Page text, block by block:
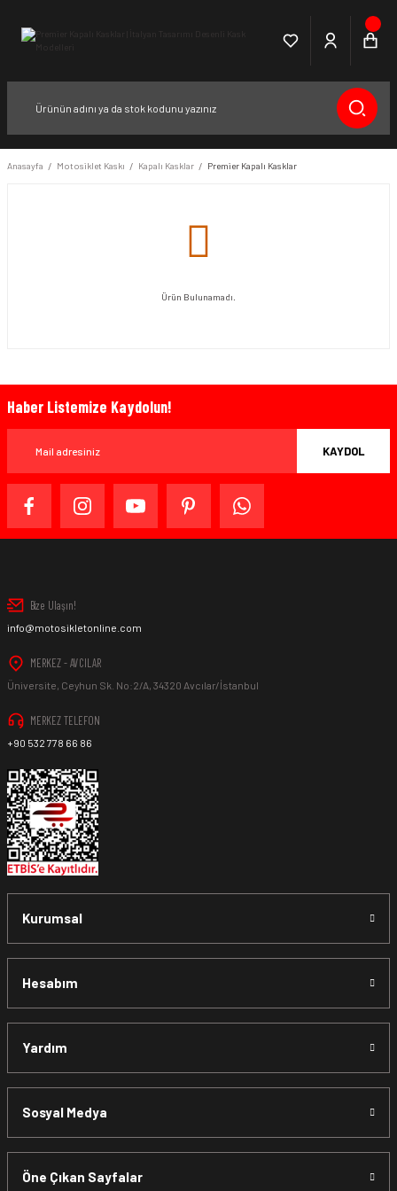
Anasayfa Motosiklet Kaskı Kapalı Kasklar Premier Kapalı Kasklar
Ürün Bulunamadı.
Haber Listemize Kaydolun!
KAYDOL
Bize Ulaşın!
info@motosikletonline.com
MERKEZ - AVCILAR
Üniversite, Ceyhun Sk. No:2/A, 34320 Avcılar/İstanbul
MERKEZ TELEFON
+90 532 778 66 86
Kurumsal
Hesabım
Yardım
Sosyal Medya
Öne Çıkan Sayfalar